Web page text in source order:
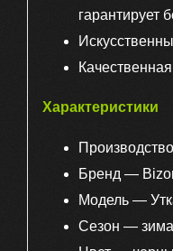
гарантирует
Бренд —
Модель —
Сезон — зима